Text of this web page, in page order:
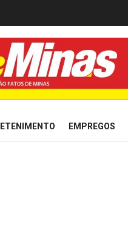
EMPREGOS